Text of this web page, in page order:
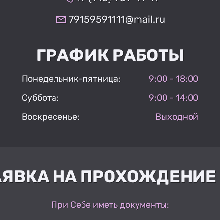
79159591111@mail.ru
ГРАФИК РАБОТЫ
Понедельник-пятница:
9:00 - 18:00
Суббота:
9:00 - 14:00
Воскресенье:
Выходной
НА ПРОХОЖДЕНИЕ
При Себе иметь документы: